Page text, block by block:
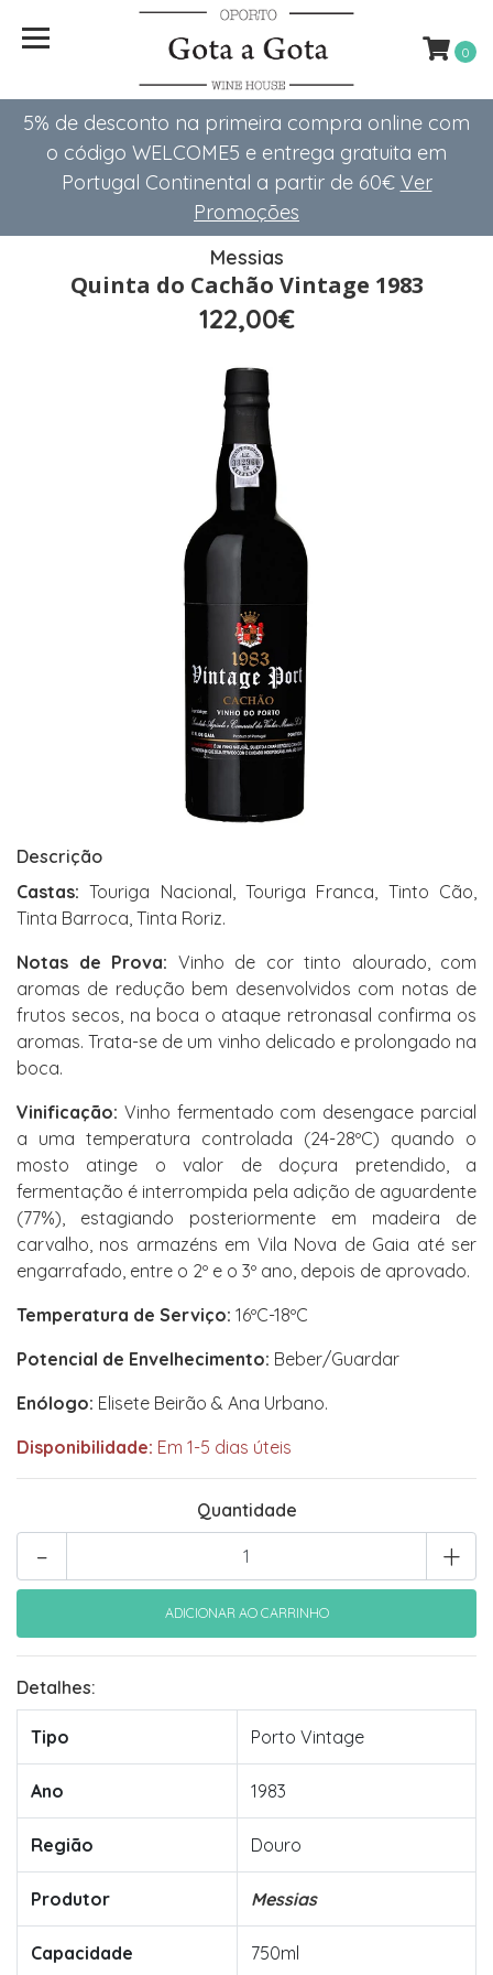
5% de desconto na primeira compra online com
o código WELCOME5 e entrega gratuita em
Portugal Continental a partir de 60€ Ver
Promoções
0
Messias
Quinta do Cachão Vintage 1983
122,00€
Descrição
Castas: Touriga Nacional, Touriga Franca, Tinto Cão,
Tinta Barroca, Tinta Roriz.
Notas de Prova: Vinho de cor tinto alourado, com
aromas de redução bem desenvolvidos com notas de
frutos secos, na boca o ataque retronasal confirma os
aromas. Trata-se de um vinho delicado e prolongado na
boca.
Vinificação: Vinho fermentado com desengace parcial
a uma temperatura controlada (24-28ºC) quando o
mosto atinge o valor de doçura pretendido, a
fermentação é interrompida pela adição de aguardente
(77%), estagiando posteriormente em madeira de
carvalho, nos armazéns em Vila Nova de Gaia até ser
engarrafado, entre o 2º e o 3º ano, depois de aprovado.
Temperatura de Serviço: 16ºC-18ºC
Potencial de Envelhecimento: Beber/Guardar
Enólogo: Elisete Beirão & Ana Urbano.
Disponibilidade: Em 1-5 dias úteis
Quantidade
+
-
Detalhes:
Tipo Porto Vintage
Ano 1983
Região Douro
Produtor Messias
Capacidade 750ml